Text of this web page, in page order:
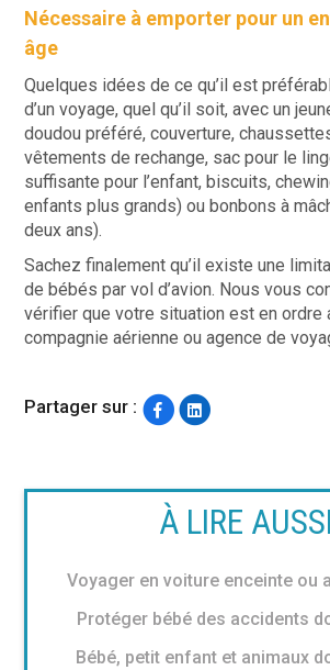
Nécessaire à emporter pour un
âge
Quelques idées de ce qu’il est
d’un voyage, quel qu’il soit, avec un
doudou préféré, couverture,
vêtements de rechange, sac pour le
suffisante pour l’enfant, biscuits,
enfants plus grands) ou bonbons à
deux ans).
Sachez finalement qu’il existe une
de bébés par vol d’avion. Nous vous
vérifier que votre situation est en ordre
compagnie aérienne ou agence de
Partager sur :
À LIRE AUSSI
Voyager en voiture enceinte ou
Protéger bébé des accidents
Bébé, petit enfant et animaux